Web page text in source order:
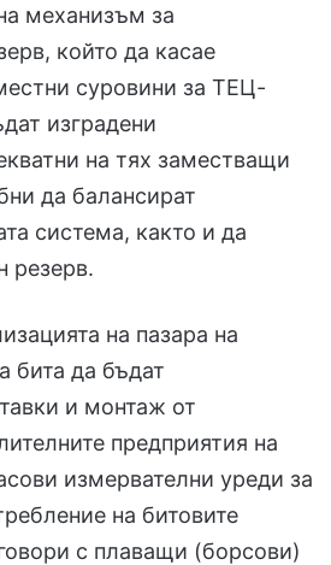
механизъм за
който да касае
суровини за ТЕЦ-
изградени
на тях заместващи
да балансират
система, както и да
резерв.
на пазара на
бита да бъдат
и монтаж от
предприятия на
измервателни уреди за
на битовите
с плаващи (борсови)